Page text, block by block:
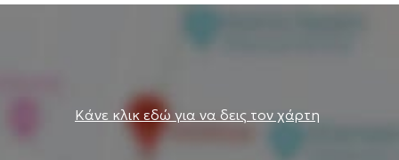
Κάνε κλικ εδώ για να δεις τον χάρτη